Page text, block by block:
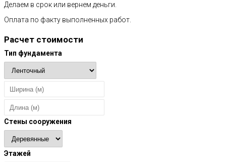
Делаем в срок или вернем деньги.
Оплата по факту выполненных работ.
Расчет стоимости
Тип фундамента
Стены сооружения
Этажей